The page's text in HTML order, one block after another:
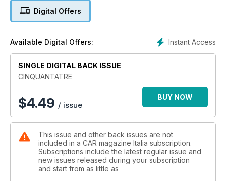
buttano i vecchi calendari e si cerca di guardare al futuro. È
stato un 2013 ricco di novità, indiscrezioni e tante
Supercar più estreme hanno abbracciato la ormai non più
futuristica tecnologia ibrida che ci fece tanto storcere il naso.
Ma se da un lato siamo stati testimoni di tante rivoluzioni,
dall’altro abbiamo visto auto diventare banali e perdere il loro
carattere. Il 2013 che ci siamo appena lasciati alle spalle ha
rappresentato per noi di Car, un’ulteriore sfida, oltre che un
anno di impegno, che abbiamo potuto vincere solo grazie a
voi che ci seguite con passione. Per questo vogliamo
augurare a tutti voi un anno ricco di sorprese e di desideri da
guidare. Il numero che vi state accingendo a leggere è solo
l’inizio. Siamo stati testimoni del nuovo record della GT-R
Nismo al Nürburgring, e abbiamo collaborato allo sviluppo
della Honda Civic TypeR. Abbiamo strizzato le auto più
Digital Offers
Instant Access
Available Digital Offers:
SINGLE DIGITAL BACK ISSUE
CINQUANTATRE
$4.49 / issue
BUY NOW
This issue and other back issues are not
included in a CAR magazine Italia subscription.
Subscriptions include the latest regular issue and
new issues released during your subscription
and start from as little as